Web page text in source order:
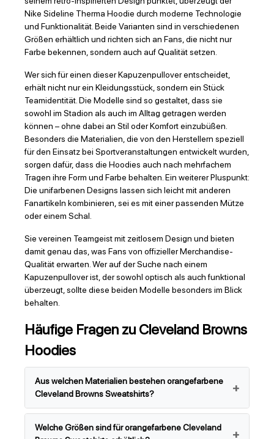
Nike Sideline Therma Hoodie durch moderne Technologie
und Funktionalität. Beide Varianten sind in verschiedenen
Größen erhältlich und richten sich an Fans, die nicht nur
Farbe bekennen, sondern auch auf Qualität setzen.
Wer sich für einen dieser Kapuzenpullover entscheidet,
erhält nicht nur ein Kleidungsstück, sondern ein Stück
Teamidentität. Die Modelle sind so gestaltet, dass sie
sowohl im Stadion als auch im Alltag getragen werden
können – ohne dabei an Stil oder Komfort einzubüßen.
Besonders die Materialien, die von den Herstellern speziell
für den Einsatz bei Sportveranstaltungen entwickelt wurden,
sorgen dafür, dass die Hoodies auch nach mehrfachem
Tragen ihre Form und Farbe behalten. Ein weiterer Pluspunkt:
Die unifarbenen Designs lassen sich leicht mit anderen
Fanartikeln kombinieren, sei es mit einer passenden Mütze
oder einem Schal.
Sie vereinen Teamgeist mit zeitlosem Design und bieten
damit genau das, was Fans von offizieller Merchandise-
Qualität erwarten. Wer auf der Suche nach einem
Kapuzenpullover ist, der sowohl optisch als auch funktional
überzeugt, sollte diese beiden Modelle besonders im Blick
behalten.
Häufige Fragen zu Cleveland Browns
Hoodies
Aus welchen Materialien bestehen orangefarbene
Cleveland Browns Sweatshirts?
Welche Größen sind für orangefarbene Cleveland